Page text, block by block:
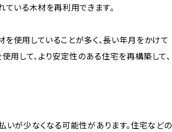
いる木材を再利用できます。
使用していることが多く、長い年月をかけて
用して、より安定性のある住宅を再構築して、
いが少なくなる可能性があります。住宅などの